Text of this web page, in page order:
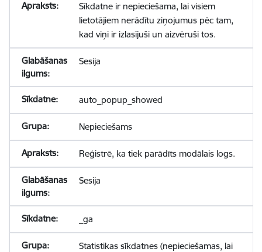
Sīkdatne ir nepieciešama, lai visiem
lietotājiem nerādītu ziņojumus pēc tam,
kad viņi ir izlasījuši un aizvēruši tos.
Sesija
auto_popup_showed
Nepieciešams
Reģistrē, ka tiek parādīts modālais logs.
Sesija
_ga
Statistikas sīkdatnes (nepieciešamas, lai